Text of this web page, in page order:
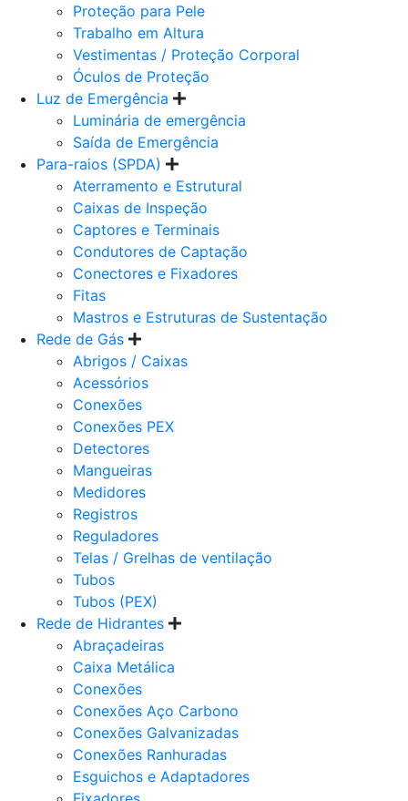
Proteção para Pele
Trabalho em Altura
Vestimentas / Proteção Corporal
Óculos de Proteção
Luz de Emergência
Luminária de emergência
Saída de Emergência
Para-raios (SPDA)
Aterramento e Estrutural
Caixas de Inspeção
Captores e Terminais
Condutores de Captação
Conectores e Fixadores
Fitas
Mastros e Estruturas de Sustentação
Rede de Gás
Abrigos / Caixas
Acessórios
Conexões
Conexões PEX
Detectores
Mangueiras
Medidores
Registros
Reguladores
Telas / Grelhas de ventilação
Tubos
Tubos (PEX)
Rede de Hidrantes
Abraçadeiras
Caixa Metálica
Conexões
Conexões Aço Carbono
Conexões Galvanizadas
Conexões Ranhuradas
Esguichos e Adaptadores